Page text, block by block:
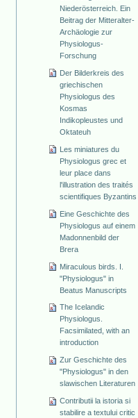
Niederösterreich. Ein
Beitrag der Mitteralter-
Archäologie zur
Physiologus-
Forschung
Der Bilderkreis des
griechischen
Physiologus des
Kosmas
Indikopleustes und
Oktateuh
Les miniatures du
Physiologus grec et
leur place dans
l'illustration des traités
scientifiques Byzantins
Eine Geschichte des
Physiologus auf einem
Madonnenbild der
Brera
Miraculous birds. I.
"Physiologus" in
Beatus Manuscripts
The Icelandic
Physiologus.
Facsimilated, with an
introduction
Zur Geschichte des
"Physiologus" in den
slawischen Literaturen
Contributii la istoria si
stabilire a textului critic